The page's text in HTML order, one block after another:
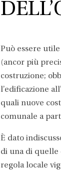
Può essere
(ancor più
costruzione;
l’edificazione
quali nuove
comunale a
È dato
di una di quelle
regola locale